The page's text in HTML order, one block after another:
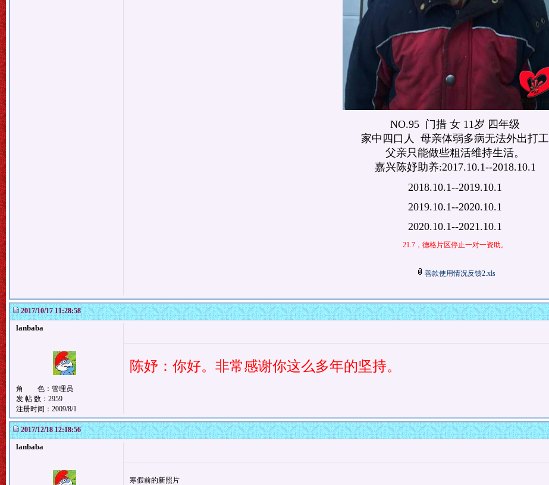
NO.95 门措 女 11岁 四年级
家中四口人 母亲体弱多病无法外出打工
父亲只能做些粗活维持生活。
嘉兴陈妤助养:2017.10.1--2018.10.1
2018.10.1--2019.10.1
2019.10.1--2020.10.1
2020.10.1--2021.10.1
21.7，德格片区停止一对一资助。
善款使用情况反馈2.xls
2017/10/17 11:28:58
lanbaba
角 色：管理员
发 帖 数：2959
注册时间：2009/8/1
陈妤：你好。非常感谢你这么多年的坚持。
2017/12/18 12:18:56
lanbaba
寒假前的新照片